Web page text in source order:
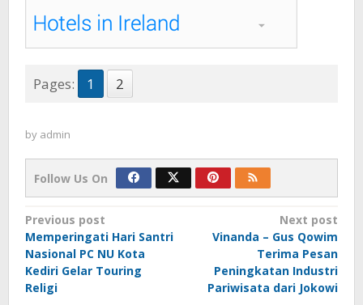
Pages: 1 2
by admin
Follow Us On
Post
navigation
Previous post
Memperingati Hari Santri
Nasional PC NU Kota
Kediri Gelar Touring
Religi
Next post
Vinanda – Gus Qowim
Terima Pesan
Peningkatan Industri
Pariwisata dari Jokowi